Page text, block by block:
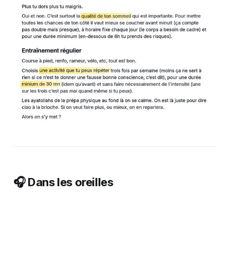
🎧 Dans les oreilles